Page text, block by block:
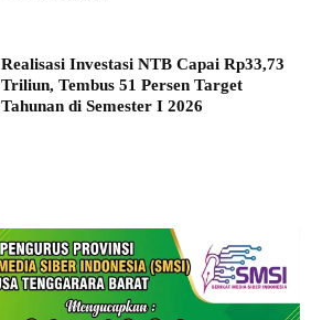
Realisasi Investasi NTB Capai Rp33,73
Triliun, Tembus 51 Persen Target
Tahunan di Semester I 2026